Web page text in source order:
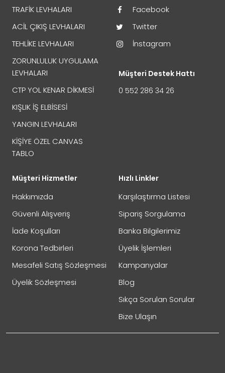
Hızlı Linkler
Karşılaştırma Listesi
Sipariş Sorgulama
Banka Bilgilerimiz
Üyelik İşlemleri
Kampanyalar
Blog
Sıkça Sorulan Sorular
Bize Ulaşın
Müşteri Hizmetler
Hakkımızda
Güvenli Alışveriş
İade Koşulları
Korona Tedbirleri
Mesafeli Satış Sözleşmesi
Üyelik Sözleşmesi
TRAFİK LEVHALARI
ACİL ÇIKIŞ LEVHALARI
TEHLİKE LEVHALARI
ZORUNLULUK UYGULAMA
LEVHALARI
CTP YOL KENAR DİKMESİ
KIŞLIK İŞ ELBİSESİ
YANGIN LEVHALARI
KİŞİYE ÖZEL CANVAS
TABLO
Facebook
Twitter
İnstagram
Müşteri Destek Hattı
0 552 286 34 26